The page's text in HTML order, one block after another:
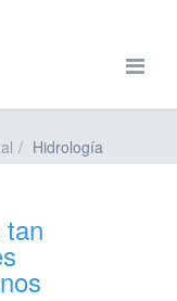
Hidrología